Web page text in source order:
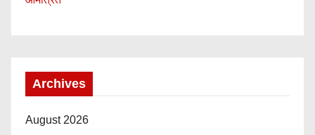
Archives
August 2026